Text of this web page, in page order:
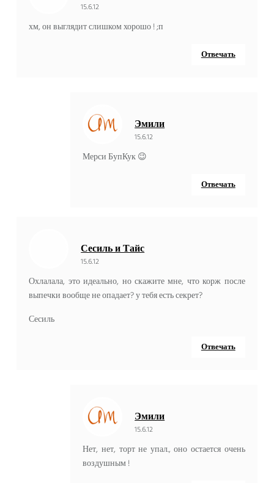
15.6.12
хм, он выглядит слишком хорошо ! ;п
Отвечать
Эмили
15.6.12
Мерси БупКук 😉
Отвечать
Сесиль и Тайс
15.6.12
Охлалала, это идеально, но скажите мне, что корж после
выпечки вообще не опадает? у тебя есть секрет?
Сесиль
Отвечать
Эмили
15.6.12
Нет, нет, торт не упал., оно остается очень
воздушным !